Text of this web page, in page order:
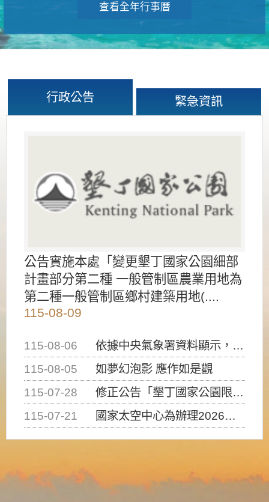
查看全年行事曆
行政公告 緊急資訊
公告實施本處「變更墾丁國家公園細部
計畫部分第二種 一般管制區農業用地為
第二種一般管制區鄉村建築用地(....
115-08-09
115-08-06
依據中央氣象署資料顯示，白海豚颱風持續接近臺灣，請密切注意動向及早完成防災應變準備
115-08-05
如夢幻泡影 應作如是觀
115-07-28
修正公告「墾丁國家公園限制水域遊憩活動之種類、範圍、時間及行為」，自即日生效。
115-07-21
國家太空中心為辦理2026台灣盃火箭競賽，陸、海、空域警戒及協調相關事宜，因颱風備案事宜